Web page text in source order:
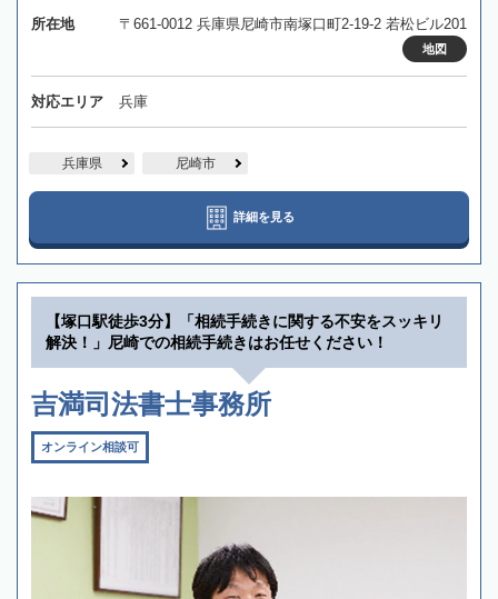
所在地 〒661-0012 兵庫県尼崎市南塚口町2-19-2 若松ビル201
地図
対応エリア 兵庫
兵庫県 尼崎市
詳細を見る
【塚口駅徒歩3分】「相続手続きに関する不安をスッキリ
解決！」尼崎での相続手続きはお任せください！
吉満司法書士事務所
オンライン相談可